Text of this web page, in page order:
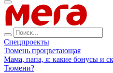
Спецпроекты
Тюмень процветающая
Мама, папа, я: какие бонусы и
Тюмени?